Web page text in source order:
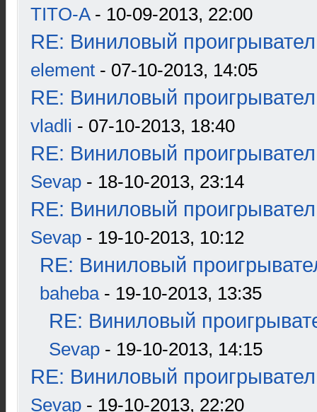
TITO-A- 10-09-2013, 22:00
RE: Виниловый
element - 07-10-2013, 14:05
RE: Виниловый
vladli - 07-10-2013, 18:40
RE: Виниловый
Sevap - 18-10-2013, 23:14
RE: Виниловый
Sevap - 19-10-2013, 10:12
RE: Виниловый
baheba- 19-10-2013, 13:35
RE: Виниловый
Sevap - 19-10-2013, 14:15
RE: Виниловый
Sevap - 19-10-2013, 22:20